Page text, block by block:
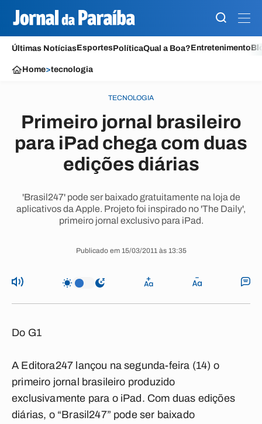
Últimas NotíciasEsportesPolíticaQual a Boa?Entretenimento
Home>tecnologia
TECNOLOGIA
Primeiro jornal brasileiro
para iPad chega com duas
edições diárias
'Brasil247' pode ser baixado gratuitamente na loja de
aplicativos da Apple. Projeto foi inspirado no 'The Daily',
primeiro jornal exclusivo para iPad.
Publicado em 15/03/2011 às 13:35
Do G1
A Editora247 lançou na segunda-feira (14) o
primeiro jornal brasileiro produzido
exclusivamente para o iPad. Com duas edições
diárias, o “Brasil247” pode ser baixado